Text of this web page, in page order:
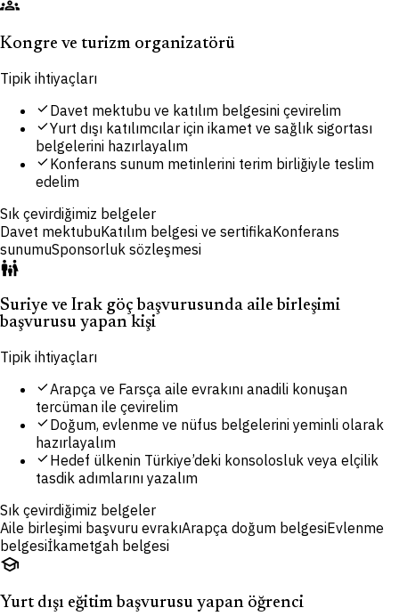
groups
Kongre ve turizm organizatörü
Tipik ihtiyaçları
checkDavet mektubu ve katılım belgesini çevirelim
checkYurt dışı katılımcılar için ikamet ve sağlık sigortası
belgelerini hazırlayalım
checkKonferans sunum metinlerini terim birliğiyle teslim
edelim
Sık çevirdiğimiz belgeler
Davet mektubuKatılım belgesi ve sertifikaKonferans
sunumuSponsorluk sözleşmesi
family_restroom
Suriye ve Irak göç başvurusunda aile birleşimi
başvurusu yapan kişi
Tipik ihtiyaçları
checkArapça ve Farsça aile evrakını anadili konuşan
tercüman ile çevirelim
checkDoğum, evlenme ve nüfus belgelerini yeminli olarak
hazırlayalım
checkHedef ülkenin Türkiye’deki konsolosluk veya elçilik
tasdik adımlarını yazalım
Sık çevirdiğimiz belgeler
Aile birleşimi başvuru evrakıArapça doğum belgesiEvlenme
belgesiİkametgah belgesi
school
Yurt dışı eğitim başvurusu yapan öğrenci